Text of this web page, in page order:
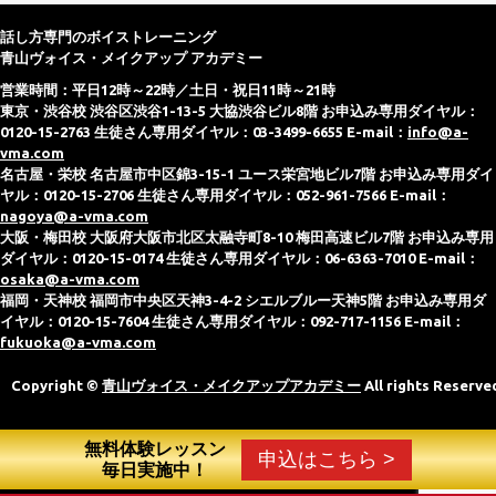
無料体験レッスン
毎日実施中！
申込はこちら >
話し方専門のボイストレーニング
青山ヴォイス・メイクアップ アカデミー
営業時間：平日12時～22時／土日・祝日11時～21時
東京・渋谷校 渋谷区渋谷1-13-5 大協渋谷ビル8階 お申込み専用ダイヤル：
0120-15-2763 生徒さん専用ダイヤル：03-3499-6655 E-mail： info@a-
vma.com
名古屋・栄校 名古屋市中区錦3-15-1 ユース栄宮地ビル7階 お申込み専用ダイ
ヤル：0120-15-2706 生徒さん専用ダイヤル：052-961-7566 E-mail：
nagoya@a-vma.com
大阪・梅田校 大阪府大阪市北区太融寺町8-10 梅田高速ビル7階 お申込み専用
ダイヤル：0120-15-0174 生徒さん専用ダイヤル：06-6363-7010 E-mail：
osaka@a-vma.com
福岡・天神校 福岡市中央区天神3-4-2 シエルブルー天神5階 お申込み専用ダ
イヤル：0120-15-7604 生徒さん専用ダイヤル：092-717-1156 E-mail：
fukuoka@a-vma.com
Copyright © 青山ヴォイス・メイクアップアカデミー All rights